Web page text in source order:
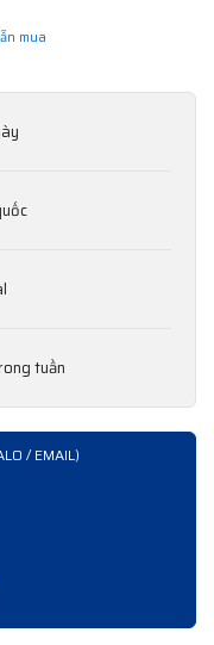
mua
tuần
/ EMAIL)